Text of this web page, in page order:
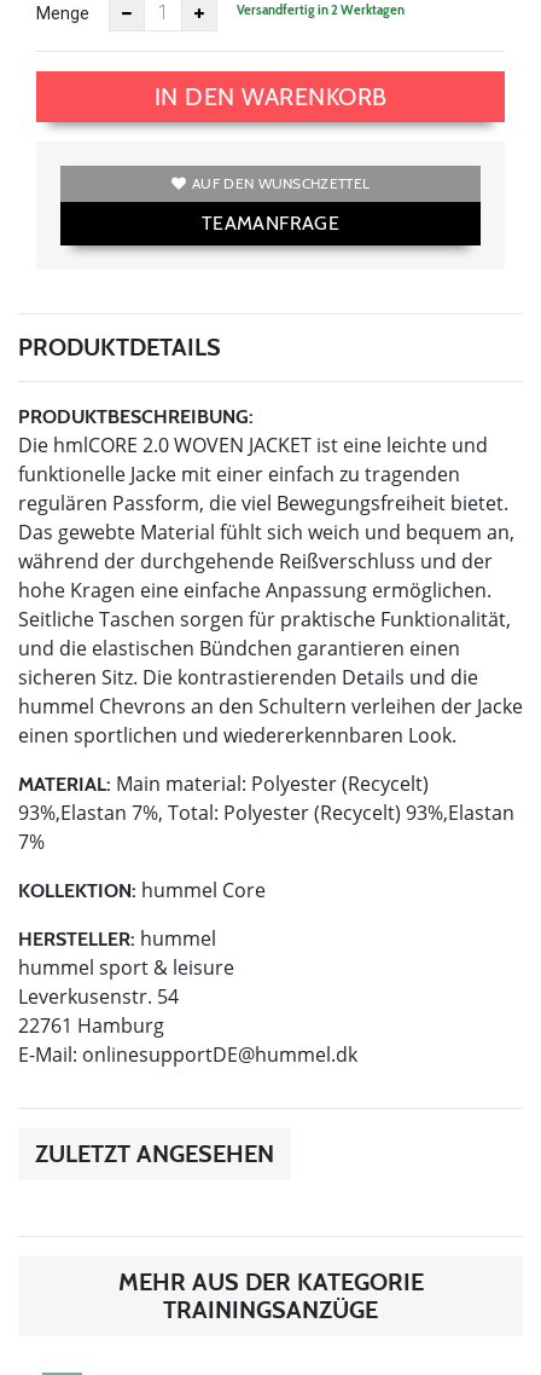
Menge Versandfertig in 2 Werktagen
IN DEN WARENKORB
AUF DEN WUNSCHZETTEL
TEAMANFRAGE
PRODUKTDETAILS
PRODUKTBESCHREIBUNG:
Die hmlCORE 2.0 WOVEN JACKET ist eine leichte und
funktionelle Jacke mit einer einfach zu tragenden
regulären Passform, die viel Bewegungsfreiheit bietet.
Das gewebte Material fühlt sich weich und bequem an,
während der durchgehende Reißverschluss und der
hohe Kragen eine einfache Anpassung ermöglichen.
Seitliche Taschen sorgen für praktische Funktionalität,
und die elastischen Bündchen garantieren einen
sicheren Sitz. Die kontrastierenden Details und die
hummel Chevrons an den Schultern verleihen der Jacke
einen sportlichen und wiedererkennbaren Look.
MATERIAL: Main material: Polyester (Recycelt)
93%,Elastan 7%, Total: Polyester (Recycelt) 93%,Elastan
7%
KOLLEKTION: hummel Core
HERSTELLER: hummel
hummel sport & leisure
Leverkusenstr. 54
22761 Hamburg
E-Mail: onlinesupportDE@hummel.dk
ZULETZT ANGESEHEN
MEHR AUS DER KATEGORIE
TRAININGSANZÜGE